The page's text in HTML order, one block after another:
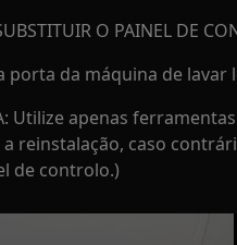
O PAINEL DE
porta da máquina de lavar
Utilize apenas
reinstalação, caso
de controlo.)